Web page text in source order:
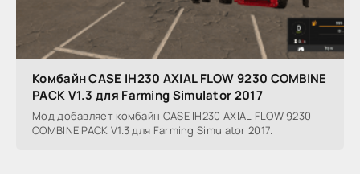
Комбайн CASE IH230 AXIAL FLOW 9230 COMBINE
PACK V1.3 для Farming Simulator 2017
Мод добавляет комбайн CASE IH230 AXIAL FLOW 9230
COMBINE PACK V1.3 для Farming Simulator 2017.